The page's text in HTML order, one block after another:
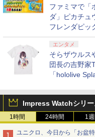
ファミマで「
ダ」ピカチュ
フレンダピッ
ャンペーン開
エンタメ
そらザウルス
団長の吉野家
「hololive
＆オンライン
Impress Watchシリ
1時間 24時間 1
ユニクロ、今日から「お盆
7
7 2